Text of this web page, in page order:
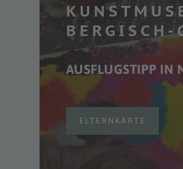
BERGISCH-
AUSFLUGSTIPP IN
ELTERNKARTE